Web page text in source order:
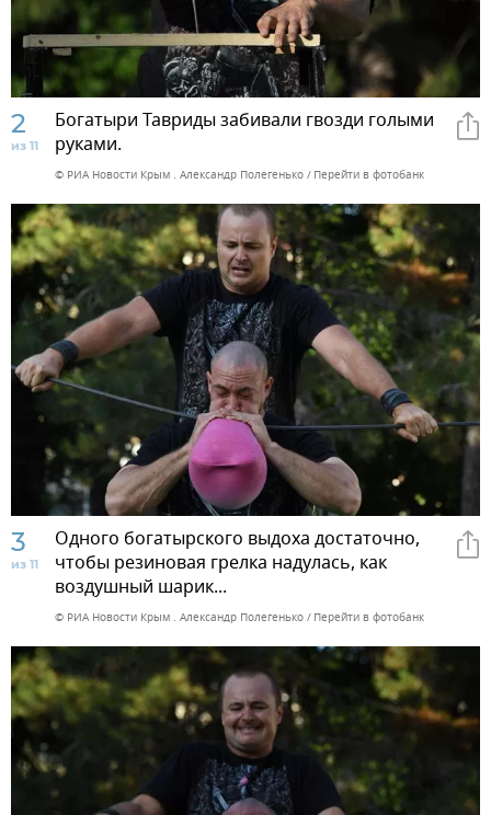
2
из 11
Богатыри Тавриды забивали гвозди голыми
руками.
© РИА Новости Крым . Александр Полегенько Перейти в фотобанк
3
из 11
Одного богатырского выдоха достаточно,
чтобы резиновая грелка надулась, как
воздушный шарик...
© РИА Новости Крым . Александр Полегенько Перейти в фотобанк